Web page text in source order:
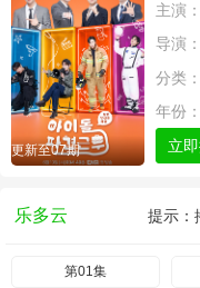
更新至07期
主演：
导演：
分类：
年份：
立
乐多云 提示：
第01集